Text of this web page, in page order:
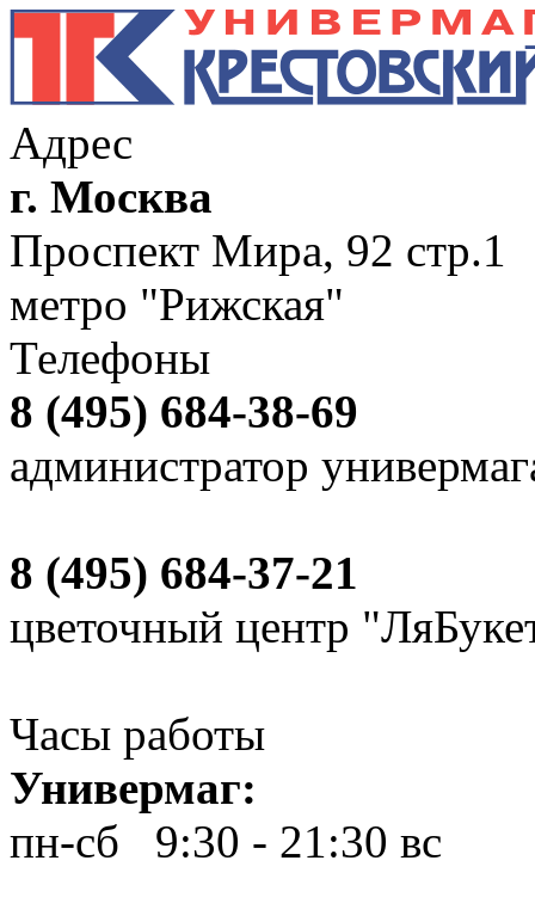
Адрес
г. Москва
Проспект Мира, 92 стр.1
метро "Рижская"
Телефоны
8 (495) 684-38-69
администратор
8 (495) 684-37-21
цветочный центр
Часы работы
Универмаг:
пн-сб 9:30 - 21:30 вс